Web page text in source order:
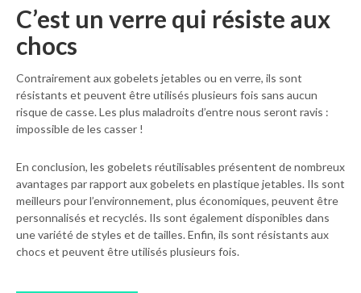
C’est un verre qui résiste aux
chocs
Contrairement aux gobelets jetables ou en verre, ils sont
résistants et peuvent être utilisés plusieurs fois sans aucun
risque de casse. Les plus maladroits d’entre nous seront ravis :
impossible de les casser !
En conclusion, les gobelets réutilisables présentent de nombreux
avantages par rapport aux gobelets en plastique jetables. Ils sont
meilleurs pour l’environnement, plus économiques, peuvent être
personnalisés et recyclés. Ils sont également disponibles dans
une variété de styles et de tailles. Enfin, ils sont résistants aux
chocs et peuvent être utilisés plusieurs fois.